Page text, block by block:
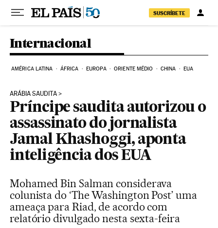
Pular para o conteúdo
SUSCRÍBETE
Internacional
AMÉRICA LATINA ÁFRICA EUROPA ORIENTE MÉDIO CHINA EUA
ARÁBIA SAUDITA
Príncipe saudita autorizou o
assassinato do jornalista
Jamal Khashoggi, aponta
inteligência dos EUA
Mohamed Bin Salman considerava
colunista do ‘The Washington Post’ uma
ameaça para Riad, de acordo com
relatório divulgado nesta sexta-feira